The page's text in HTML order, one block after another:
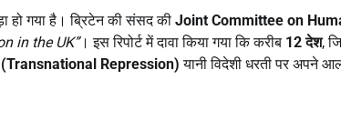
हो गया है। ब्रिटेन की संसद की Joint Committee on
in the UK”। इस रिपोर्ट में दावा किया गया कि करीब 12देश,
(Transnational Repression) यानी विदेशी धरती पर अपने